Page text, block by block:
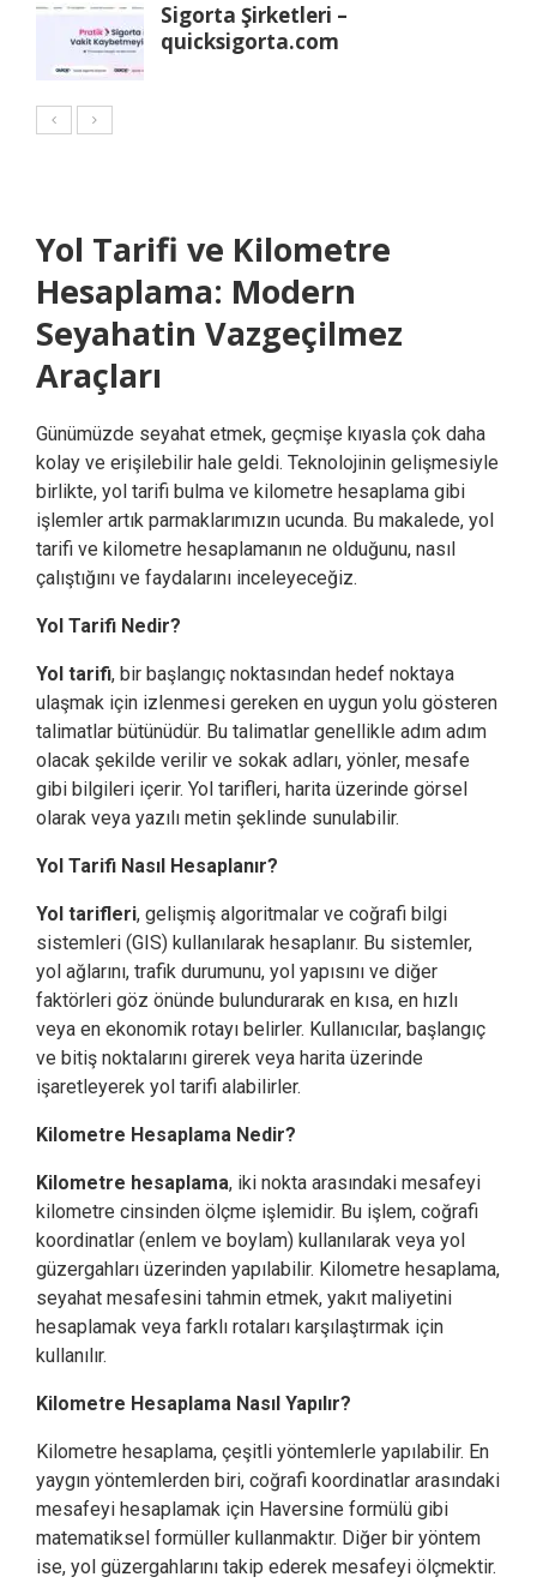
Sigorta Şirketleri –
quicksigorta.com
Yol Tarifi ve Kilometre
Hesaplama: Modern
Seyahatin Vazgeçilmez
Araçları
Günümüzde seyahat etmek, geçmişe kıyasla çok daha
kolay ve erişilebilir hale geldi. Teknolojinin gelişmesiyle
birlikte, yol tarifi bulma ve kilometre hesaplama gibi
işlemler artık parmaklarımızın ucunda. Bu makalede, yol
tarifi ve kilometre hesaplamanın ne olduğunu, nasıl
çalıştığını ve faydalarını inceleyeceğiz.
Yol Tarifi Nedir?
Yol tarifi, bir başlangıç noktasından hedef noktaya
ulaşmak için izlenmesi gereken en uygun yolu gösteren
talimatlar bütünüdür. Bu talimatlar genellikle adım adım
olacak şekilde verilir ve sokak adları, yönler, mesafe
gibi bilgileri içerir. Yol tarifleri, harita üzerinde görsel
olarak veya yazılı metin şeklinde sunulabilir.
Yol Tarifi Nasıl Hesaplanır?
Yol tarifleri, gelişmiş algoritmalar ve coğrafi bilgi
sistemleri (GIS) kullanılarak hesaplanır. Bu sistemler,
yol ağlarını, trafik durumunu, yol yapısını ve diğer
faktörleri göz önünde bulundurarak en kısa, en hızlı
veya en ekonomik rotayı belirler. Kullanıcılar, başlangıç
ve bitiş noktalarını girerek veya harita üzerinde
işaretleyerek yol tarifi alabilirler.
Kilometre Hesaplama Nedir?
Kilometre hesaplama, iki nokta arasındaki mesafeyi
kilometre cinsinden ölçme işlemidir. Bu işlem, coğrafi
koordinatlar (enlem ve boylam) kullanılarak veya yol
güzergahları üzerinden yapılabilir. Kilometre hesaplama,
seyahat mesafesini tahmin etmek, yakıt maliyetini
hesaplamak veya farklı rotaları karşılaştırmak için
kullanılır.
Kilometre Hesaplama Nasıl Yapılır?
Kilometre hesaplama, çeşitli yöntemlerle yapılabilir. En
yaygın yöntemlerden biri, coğrafi koordinatlar arasındaki
mesafeyi hesaplamak için Haversine formülü gibi
matematiksel formüller kullanmaktır. Diğer bir yöntem
ise, yol güzergahlarını takip ederek mesafeyi ölçmektir.